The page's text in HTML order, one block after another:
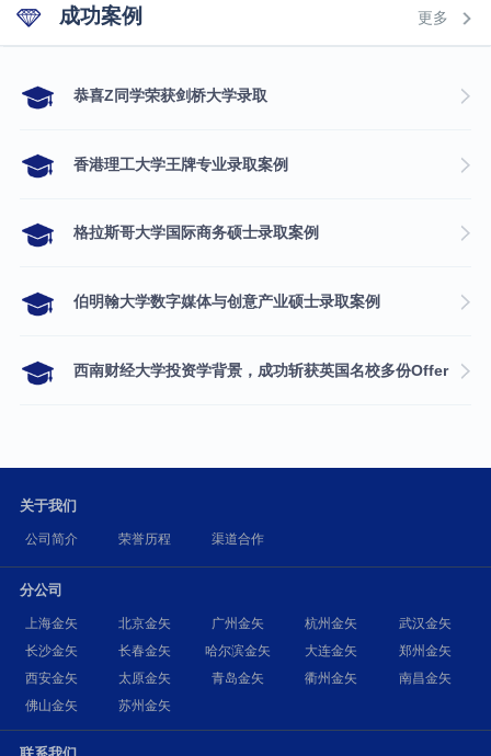
成功案例 更多
​恭喜Z同学荣获剑桥大学录取
香港理工大学王牌专业录取案例
格拉斯哥大学国际商务硕士录取案例
伯明翰大学数字媒体与创意产业硕士录取案例
西南财经大学投资学背景，成功斩获英国名校多份Offer
关于我们
公司简介 荣誉历程 渠道合作
分公司
上海金矢 北京金矢 广州金矢 杭州金矢
武汉金矢
长沙金矢
长春金矢 哈尔滨金矢 大连金矢
郑州金矢
西安金矢
太原金矢 青岛金矢 衢州金矢
南昌金矢
佛山金矢
苏州金矢